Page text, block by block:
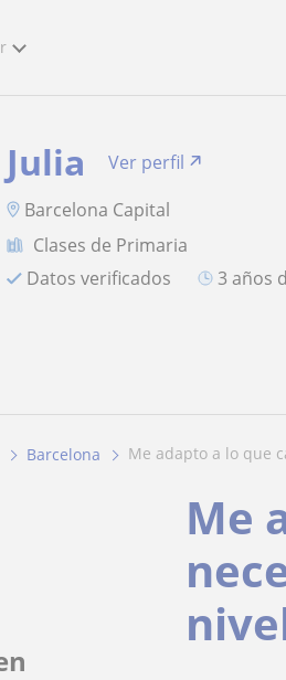
Julia
Ver perfil
Barcelona Capital
Clases de Primaria
Datos verificados
3
Barcelona me adapto a lo
Me